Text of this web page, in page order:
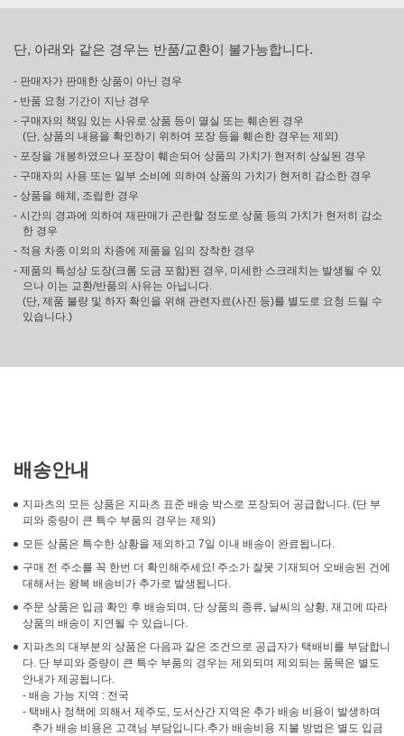
단, 아래와 같은 경우는 반품/교환이 불가능합니다.
- 판매자가 판매한 상품이 아닌 경우
- 반품 요청 기간이 지난 경우
- 구매자의 책임 있는 사유로 상품 등이 멸실 또는 훼손된 경우
(단, 상품의 내용을 확인하기 위하여 포장 등을 훼손한 경우는 제외)
- 포장을 개봉하였으나 포장이 훼손되어 상품의 가치가 현저히 상실된 경우
- 구매자의 사용 또는 일부 소비에 의하여 상품의 가치가 현저히 감소한 경우
- 상품을 해체, 조립한 경우
- 시간의 경과에 의하여 재판매가 곤란할 정도로 상품 등의 가치가 현저히 감소
한 경우
- 적용 차종 이외의 차종에 제품을 임의 장착한 경우
- 제품의 특성상 도장(크롬 도금 포함)된 경우, 미세한 스크래치는 발생될 수 있
으나 이는 교환/반품의 사유는 아닙니다.
(단, 제품 불량 및 하자 확인을 위해 관련자료(사진 등)를 별도로 요청 드릴 수
있습니다.)
배송안내
지파츠의 모든 상품은 지파츠 표준 배송 박스로 포장되어 공급합니다. (단 부
피와 중량이 큰 특수 부품의 경우는 제외)
모든 상품은 특수한 상황을 제외하고 7일 이내 배송이 완료됩니다.
구매 전 주소를 꼭 한번 더 확인해주세요! 주소가 잘못 기재되어 오배송된 건에
대해서는 왕복 배송비가 추가로 발생됩니다.
주문 상품은 입금 확인 후 배송되며, 단 상품의 종류, 날씨의 상황, 재고에 따라
상품의 배송이 지연될 수 있습니다.
지파츠의 대부분의 상품은 다음과 같은 조건으로 공급자가 택배비를 부담합니
다. 단 부피와 중량이 큰 특수 부품의 경우는 제외되며 제외되는 품목은 별도
안내가 제공됩니다.
- 배송 가능 지역 : 전국
- 택배사 정책에 의해서 제주도, 도서산간 지역은 추가 배송 비용이 발생하며
추가 배송 비용은 고객님 부담입니다.추가 배송비용 지불 방법은 별도 입금